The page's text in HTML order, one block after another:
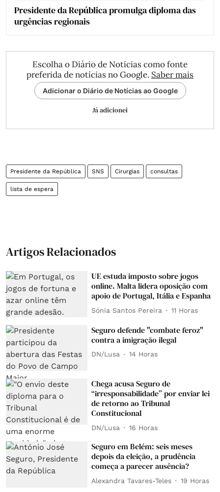
Presidente da República promulga diploma das
urgências regionais
Escolha o Diário de Notícias como fonte
preferida de notícias no Google. Saber mais
Adicionar o Diário de Notícias ao Google
Já adicionei
Presidente da República SNS Cirurgias consultas
lista de espera
Artigos Relacionados
UE estuda imposto sobre jogos
online. Malta lidera oposição com
apoio de Portugal, Itália e Espanha
Sónia Santos Pereira 11 Horas
Seguro defende "combate feroz"
contra a imigração ilegal
DN/Lusa 14 Horas
Chega acusa Seguro de
“irresponsabilidade” por enviar lei
de retorno ao Tribunal
Constitucional
DN/Lusa 16 Horas
Seguro em Belém: seis meses
depois da eleição, a prudência
começa a parecer ausência?
Alexandra Tavares-Teles 19 Horas